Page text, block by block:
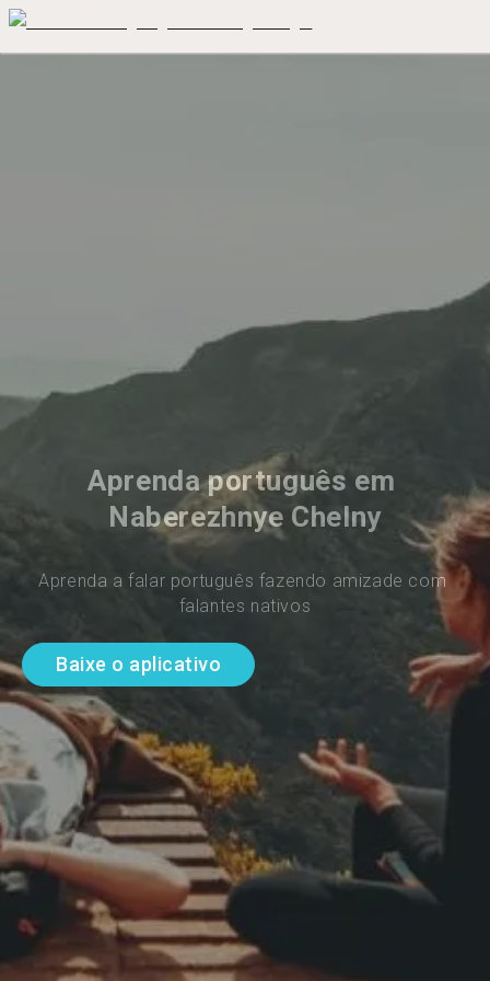
Aprenda português em
Naberezhnye Chelny
Aprenda a falar português fazendo amizade com
falantes nativos
Baixe o aplicativo